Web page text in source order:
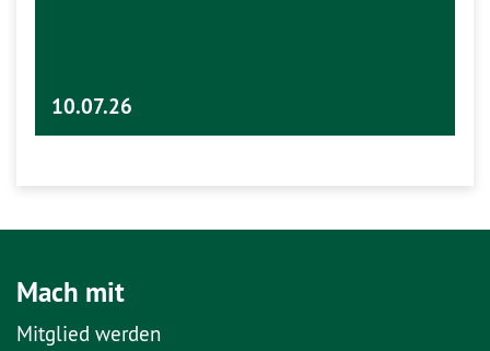
10.07.26
Mach mit
Mitglied werden